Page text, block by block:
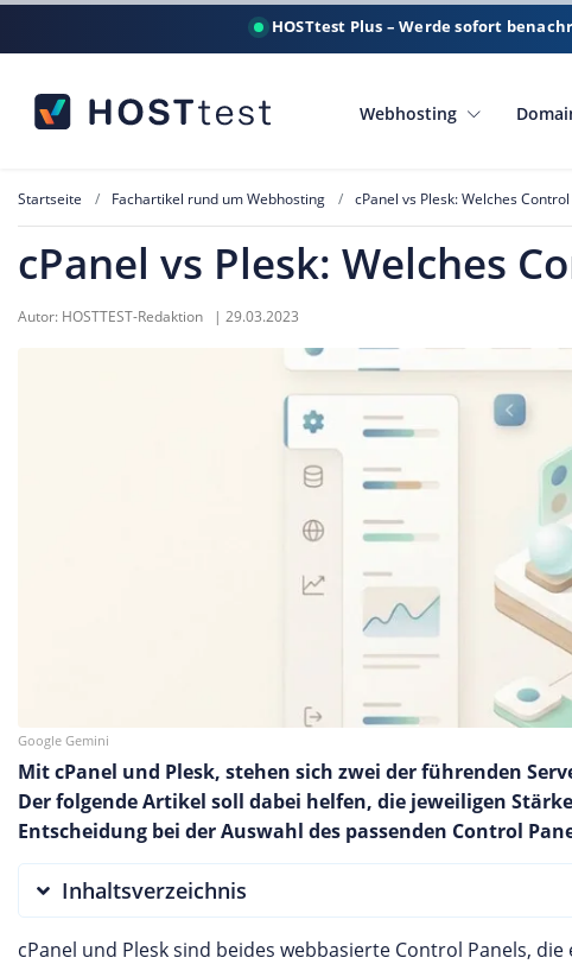
HOSTtest Plus – Werde sofort
Webhosting
Startseite Fachartikel rund um Webhosting cPanel vs Plesk: Welches
cPanel vs Plesk: Welches
Autor: HOSTTEST-Redaktion | 29.03.2023
Google Gemini
Mit cPanel und Plesk, stehen sich zwei der führenden
Der folgende Artikel soll dabei helfen, die jeweiligen
Entscheidung bei der Auswahl des passenden Control
Inhaltsverzeichnis
cPanel und Plesk sind beides webbasierte Control Panels,